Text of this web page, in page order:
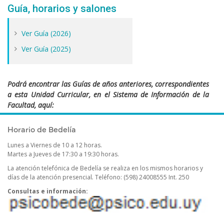
Horario de Bedelía
Lunes a Viernes de 10 a 12 horas.
Martes a Jueves de 17:30 a 19:30 horas.
La atención telefónica de Bedelía se realiza en los mismos horarios y
días de la atención presencial. Teléfono: (598) 24008555 Int. 250
Consultas e información:
Guía, horarios y salones
Ver Guía (2026)
Ver Guía (2025)
Podrá encontrar las Guías de años anteriores, correspondientes
a esta Unidad Curricular, en el Sistema de Información de la
Facultad, aquí: